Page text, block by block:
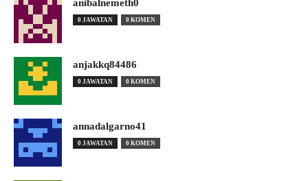
anibalnemeth0
0 JAWATAN 0 KOMEN
anjakkq84486
0 JAWATAN 0 KOMEN
annadalgarno41
0 JAWATAN 0 KOMEN